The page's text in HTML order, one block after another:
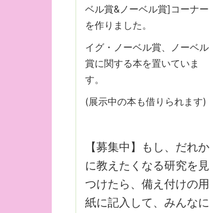
ベル賞&ノーベル賞]コーナー
を作りました。
イグ・ノーベル賞、ノーベル
賞に関する本を置いていま
す。
(展示中の本も借りられます)
【募集中】もし、だれか
に教えたくなる研究を見
つけたら、備え付けの用
紙に記入して、みんなに